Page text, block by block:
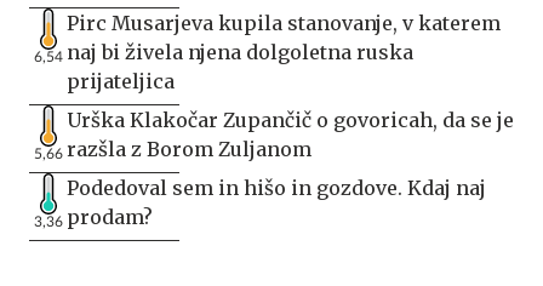
6,54
Pirc Musarjeva kupila stanovanje, v katerem
naj bi živela njena dolgoletna ruska
prijateljica
5,66
Urška Klakočar Zupančič o govoricah, da se je
razšla z Borom Zuljanom
3,36
Podedoval sem in hišo in gozdove. Kdaj naj
prodam?